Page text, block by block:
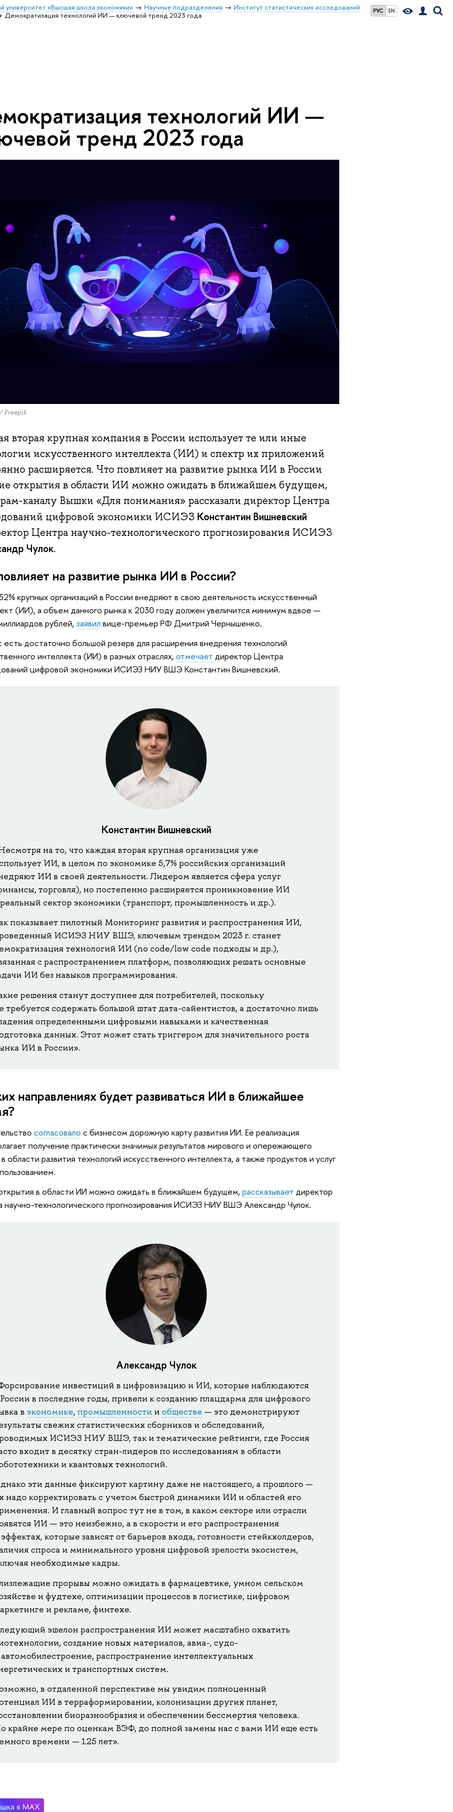
РУС EN
университет «Высшая школа экономики» Научные подразделения
Институт статистических исследований
Демократизация технологий ИИ — ключевой тренд 2023 года
технологий ИИ —
тренд 2023 года
Freepik
вторая крупная компания в России использует те или иные
искусственного интеллекта (ИИ) и спектр их приложений
расширяется. Что повлияет на развитие рынка ИИ в России
открытия в области ИИ можно ожидать в ближайшем будущем,
каналу Вышки «Для понимания» рассказали директор Центра
цифровой экономики ИСИЭЗ Константин Вишневский
Центра научно-технологического прогнозирования ИСИЭЗ
Чулок.
на развитие рынка ИИ в России?
крупных организаций в России внедряют в свою деятельность искусственный
(ИИ), а объем данного рынка к 2030 году должен увеличится минимум вдвое —
рублей,заявил вице-премьер РФ Дмитрий Чернышенко.
есть достаточно большой резерв для расширения внедрения технологий
интеллекта (ИИ) в разных отраслях,отмечает директор Центра
цифровой экономики ИСИЭЗ НИУ ВШЭ Константин Вишневский.
Константин Вишневский
на то, что каждая вторая крупная организация уже
ИИ, в целом по экономике 5,7% российских организаций
ИИ в своей деятельности. Лидером является сфера услуг
торговля), но постепенно расширяется проникновение ИИ
сектор экономики (транспорт, промышленность и др.).
показывает пилотный Мониторинг развития и распространения ИИ,
ИСИЭЗ НИУ ВШЭ, ключевым трендом 2023 г. станет
технологий ИИ (no code/low code подходы и др.),
с распространением платформ, позволяющих решать основные
ИИ без навыков программирования.
решения станут доступнее для потребителей, поскольку
требуется содержать большой штат дата-сайентистов, а достаточно лишь
определенными цифровыми навыками и качественная
данных. Этот может стать триггером для значительного роста
ИИ в России».
направлениях будет развиваться ИИ в ближайшее
согласовало с бизнесом дорожную карту развития ИИ. Её реализация
получение практически значимых результатов мирового и опережающего
области развития технологий искусственного интеллекта, а также продуктов и услуг
в области ИИ можно ожидать в ближайшем будущем,рассказывает директор
научно-технологического прогнозирования ИСИЭЗ НИУ ВШЭ Александр Чулок.
Александр Чулок
инвестиций в цифровизацию и ИИ, которые наблюдаются
в последние годы, привели к созданию плацдарма для цифрового
в экономике, промышленности иобществе — это демонстрируют
свежих статистических сборников и обследований,
ИСИЭЗ НИУ ВШЭ, так и тематические рейтинги, где Россия
входит в десятку стран-лидеров по исследованиям в области
и квантовых технологий.
эти данные фиксируют картину даже не настоящего, а прошлого —
надо корректировать с учетом быстрой динамики ИИ и областей его
И главный вопрос тут не в том, в каком секторе или отрасли
ИИ — это неизбежно, а в скорости и его распространения
которые зависят от барьеров входа, готовности стейкхолдеров,
спроса и минимального уровня цифровой зрелости экосистем,
необходимые кадры.
прорывы можно ожидать в фармацевтике, умном сельском
и фудтехе, оптимизации процессов в логистике, цифровом
и рекламе, финтехе.
эшелон распространения ИИ может масштабно охватить
создание новых материалов, авиа-, судо-
распространение интеллектуальных
и транспортных систем.
в отдаленной перспективе мы увидим полноценный
ИИ в терраформировании, колонизации других планет,
биоразнообразия и обеспечении бессмертия человека.
крайне мере по оценкам ВЭФ, до полной замены нас с вами ИИ еще есть
времени — 125 лет».